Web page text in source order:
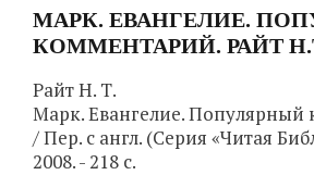
МАРК. ЕВАНГЕЛИЕ.
КОММЕНТАРИЙ. РАЙТ
Райт Н. Т.
Марк. Евангелие. Популярный
/ Пер. с англ. (Серия «Читая
2008. - 218 с.